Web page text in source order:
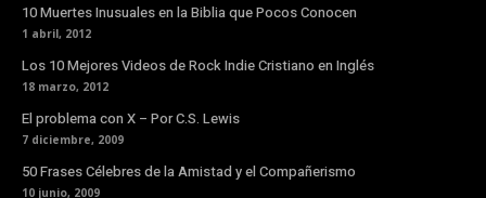
10 Muertes Inusuales en la Biblia que Pocos Conocen
1 abril, 2012
Los 10 Mejores Videos de Rock Indie Cristiano en Inglés
18 marzo, 2012
El problema con X – Por C.S. Lewis
7 diciembre, 2009
50 Frases Célebres de la Amistad y el Compañerismo
10 junio, 2009